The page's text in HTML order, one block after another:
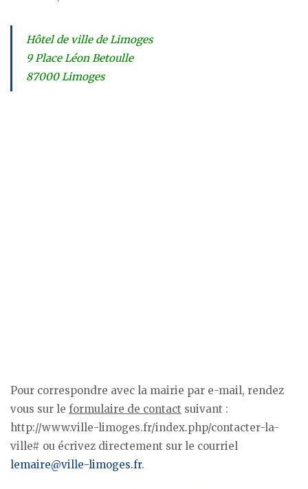
Hôtel de ville de Limoges
9 Place Léon Betoulle
87000 Limoges
Pour correspondre avec la mairie par e-mail, rendez
vous sur le formulaire de contact suivant :
http://www.ville-limoges.fr/index.php/contacter-la-
ville# ou écrivez directement sur le courriel
lemaire@ville-limoges.fr.